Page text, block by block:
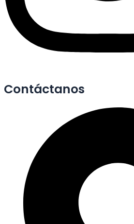
Contáctanos